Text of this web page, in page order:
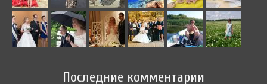
Последние комментарии